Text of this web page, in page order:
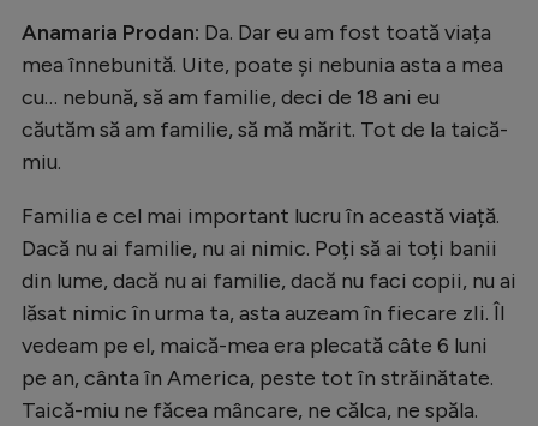
Anamaria Prodan: Da. Dar eu am fost toată viața
mea înnebunită. Uite, poate și nebunia asta a mea
cu… nebună, să am familie, deci de 18 ani eu
căutăm să am familie, să mă mărit. Tot de la taică-
miu.
Familia e cel mai important lucru în această viață.
Dacă nu ai familie, nu ai nimic. Poți să ai toți banii
din lume, dacă nu ai familie, dacă nu faci copii, nu ai
lăsat nimic în urma ta, asta auzeam în fiecare zIi. Îl
vedeam pe el, maică-mea era plecată câte 6 luni
pe an, cânta în America, peste tot în străinătate.
Taică-miu ne făcea mâncare, ne călca, ne spăla.